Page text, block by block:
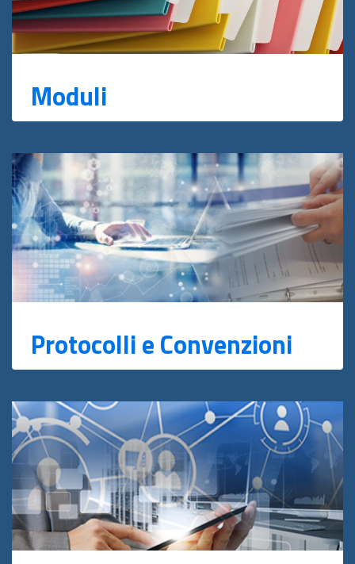
Moduli
Protocolli e Convenzioni